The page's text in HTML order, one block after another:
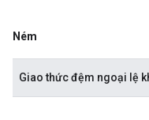
Ném
Giao thức đệm ngoại lệ